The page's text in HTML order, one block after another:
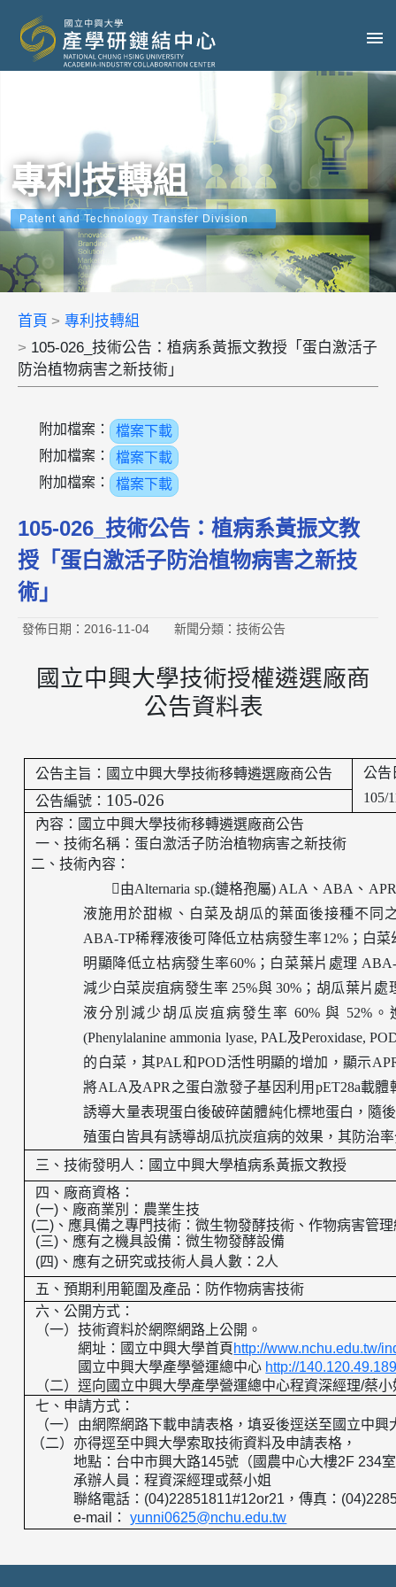
專利技轉組
Patent and Technology Transfer Division
首頁
專利技轉組
105-026_技術公告：植病系黃振文教授「蛋白激活子
防治植物病害之新技術」
附加檔案：
檔案下載
附加檔案：
檔案下載
附加檔案：
檔案下載
105-026_技術公告：植病系黃振文教
授「蛋白激活子防治植物病害之新技
術」
發佈日期：2016-11-04 新聞分類：技術公告
國立中興大學技術授權遴選廠商
公告資料表
公告主旨：國立中興大學技術移轉遴選廠商公告
公告
105/
公告編號： 105-026
內容：國立中興大學技術移轉遴選廠商公告
一、技術名稱：蛋白激活子防治植物病害之新技術
二、技術內容：
由Alternaria sp.(鏈格孢屬) ALA 、 ABA 、 APR
液施用於甜椒、白菜及胡瓜的葉面後接種不同
ABA-TP稀釋液後可降低立枯病發生率12%；白菜
明顯降低立枯病發生率60%；白菜葉片處理
減少白菜炭疽病發生率25%與 30% ；胡瓜葉片處
液分別減少胡瓜炭疽病發生率 60%與 52%
(Phenylalanine ammonia lyase, PAL及Peroxidase,
的白菜，其PAL和POD活性明顯的增加，顯示
將ALA 及APR 之蛋白激發子基因利用 pET28a載體
誘導大量表現蛋白後破碎菌體純化標地蛋白，隨
殖蛋白皆具有誘導胡瓜抗炭疽病的效果，其防治
三、技術發明人： 國立中興大學植病系黃振文教授
四、廠商資格：
(一) 、廠商業別：農業生技
(二) 、應具備之專門技術：微生物發酵技術、作物病害管
(三) 、應有之機具設備：微生物發酵設備
(四) 、應有之研究或技術人員人數： 2人
五、預期利用範圍及產品： 防作物病害技術
六、公開方式：
（一）技術資料於網際網路上公開。
網址：國立中興大學首頁 http://www.nchu.edu.tw/
國立中興大學產學營運總中心 http://
（二）逕向國立中興大學產學營運總中心程資深經理/蔡小
七、申請方式：
（一）由網際網路下載申請表格，填妥後逕送至國立中
（二）亦得逕至中興大學索取技術資料及申請表格，
地點：台中市興大路145號（國農中心大樓2F 234
承辦人員：程資深經理或蔡小姐
聯絡電話： (04)22851811#12or21 ，傳真：
e-mail
： yunni0625@nchu.edu.tw